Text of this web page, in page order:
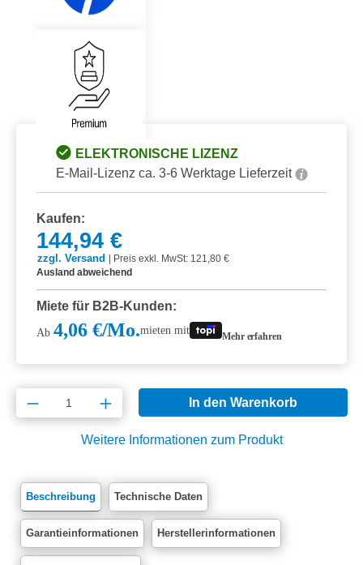
ELEKTRONISCHE LIZENZ
E-Mail-Lizenz ca. 3-6 Werktage Lieferzeit
Kaufen:
144,94 €
zzgl. Versand
Preis exkl. MwSt: 121,80 €
Ausland abweichend
Miete für B2B-Kunden:
Ab 4,06 €/Mo.mieten mit Mehr erfahren
Produkt Anzahl: Gib den gewünschten
In den Warenkorb
Weitere Informationen zum Produkt
Beschreibung Technische Daten
Garantieinformationen Herstellerinformationen